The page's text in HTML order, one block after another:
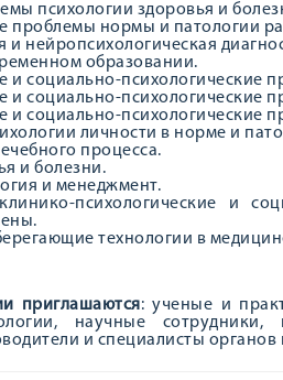
психологии здоровья и
проблемы нормы и патологии
и нейропсихологическая
образовании.
и социально-психологические
и социально-психологические
и социально-психологические
личности в норме и
процесса.
и болезни.
и менеджмент.
психологические и
технологии в
приглашаются: ученые и
научные сотрудники,
и специалисты